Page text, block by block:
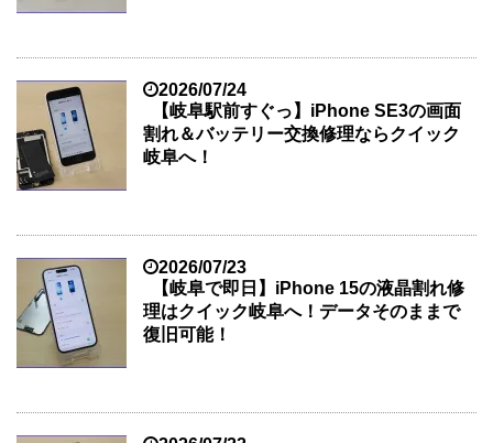
2026/07/24
【岐阜駅前すぐっ】iPhone SE3の画面
割れ＆バッテリー交換修理ならクイック
岐阜へ！
2026/07/23
【岐阜で即日】iPhone 15の液晶割れ修
理はクイック岐阜へ！データそのままで
復旧可能！